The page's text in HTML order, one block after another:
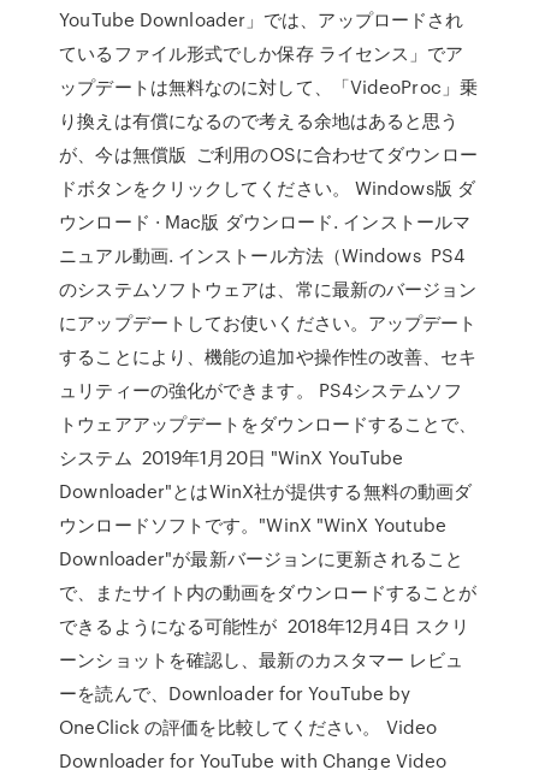
YouTube Downloader」では、アップロードされ
ているファイル形式でしか保存 ライセンス」でア
ップデートは無料なのに対して、「VideoProc」乗
り換えは有償になるので考える余地はあると思う
が、今は無償版 ご利用のOSに合わせてダウンロー
ドボタンをクリックしてください。 Windows版 ダ
ウンロード · Mac版 ダウンロード. インストールマ
ニュアル動画. インストール方法（Windows PS4
のシステムソフトウェアは、常に最新のバージョン
にアップデートしてお使いください。アップデート
することにより、機能の追加や操作性の改善、セキ
ュリティーの強化ができます。 PS4システムソフ
トウェアアップデートをダウンロードすることで、
システム 2019年1月20日 "WinX YouTube
Downloader"とはWinX社が提供する無料の動画ダ
ウンロードソフトです。"WinX "WinX Youtube
Downloader"が最新バージョンに更新されること
で、またサイト内の動画をダウンロードすることが
できるようになる可能性が 2018年12月4日 スクリ
ーンショットを確認し、最新のカスタマー レビュ
ーを読んで、Downloader for YouTube by
OneClick の評価を比較してください。 Video
Downloader for YouTube with Change Video